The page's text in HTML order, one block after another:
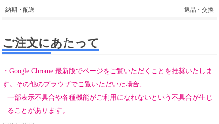
納期・配送 返品・交換
ご注文にあたって
・Google Chrome 最新版でページをご覧いただくことを推奨いたしま
す。その他のブラウザでご覧いただいた場合、
一部表示不具合や各種機能がご利用になれないという不具合が生じ
ることがあります。